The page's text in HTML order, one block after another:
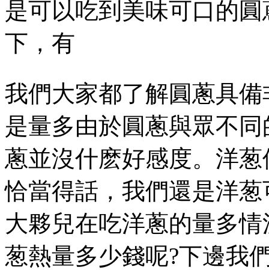
是可以吃到美味可口的
下，有
我們大家都了解圓蔥具備
是量多由於圓蔥與眾不同的
蔥並沒什麽好感度。洋葱
恰當得話，我們還是洋
大夥兒在吃洋蔥的量多情
葱熱量多少錢呢?下邊我們